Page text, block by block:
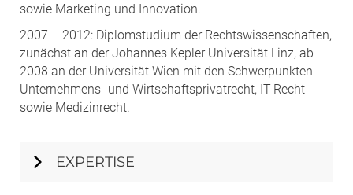
sowie Marketing und Innovation.
2007 – 2012: Diplomstudium der Rechtswissenschaften,
zunächst an der Johannes Kepler Universität Linz, ab
2008 an der Universität Wien mit den Schwerpunkten
Unternehmens- und Wirtschaftsprivatrecht, IT-Recht
sowie Medizinrecht.
EXPERTISE